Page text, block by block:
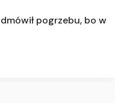
pogrzebu, bo w